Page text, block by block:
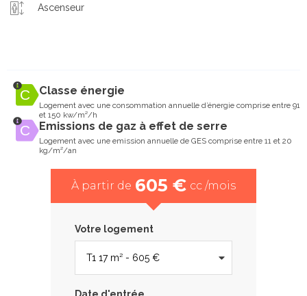
Ascenseur
Classe énergie
Logement avec une consommation annuelle d’énergie comprise entre 91
et 150 kw/m²/h
Emissions de gaz à effet de serre
Logement avec une emission annuelle de GES comprise entre 11 et 20
kg/m²/an
À partir de 605 € cc /mois
Votre logement
Date d'entrée